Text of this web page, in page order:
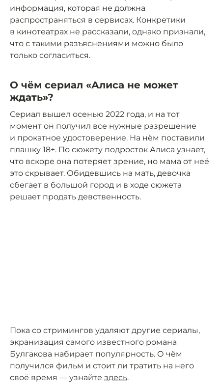
информация, которая не должна
распространяться в сервисах. Конкретики
в кинотеатрах не рассказали, однако признали,
что с такими разъяснениями можно было
только согласиться.
О чём сериал «Алиса не может
ждать»?
Сериал вышел осенью 2022 года, и на тот
момент он получил все нужные разрешение
и прокатное удостоверение. На нём поставили
плашку 18+. По сюжету подросток Алиса узнает,
что вскоре она потеряет зрение, но мама от неё
это скрывает. Обидевшись на мать, девочка
сбегает в большой город и в ходе сюжета
решает продать девственность.
Пока со стримингов удаляют другие сериалы,
экранизация самого известного романа
Булгакова набирает популярность. О чём
получился фильм и стоит ли тратить на него
своё время — узнайте здесь.